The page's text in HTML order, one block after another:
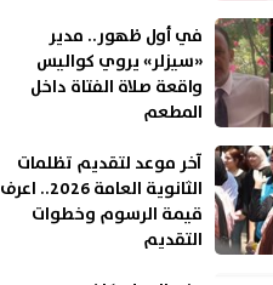
في أول ظهور.. مدير
«سيزلر» يروي كواليس
واقعة صلاة الفتاة داخل
المطعم
آخر موعد لتقديم تظلمات
الثانوية العامة 2026.. اعرف
قيمة الرسوم وخطوات
التقديم